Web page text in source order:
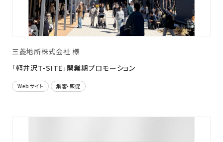
三菱地所株式会社 様
「軽井沢T-SITE」開業期プロモーション
Webサイト 集客・販促